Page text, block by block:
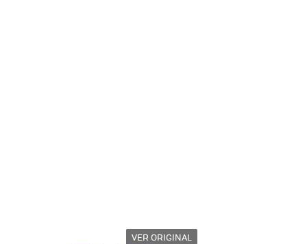
VER ORIGINAL